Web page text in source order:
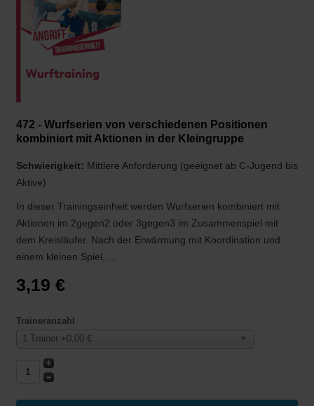
472 - Wurfserien von verschiedenen Positionen
kombiniert mit Aktionen in der Kleingruppe
Schwierigkeit: Mittlere Anforderung (geeignet ab C-Jugend bis
Aktive)
In dieser Trainingseinheit werden Wurfserien kombiniert mit
Aktionen im 2gegen2 oder 3gegen3 im Zusammenspiel mit
dem Kreisläufer. Nach der Erwärmung mit Koordination und
einem kleinen Spiel, ...
3,19 €
Traineranzahl
1 Trainer +0,00 €